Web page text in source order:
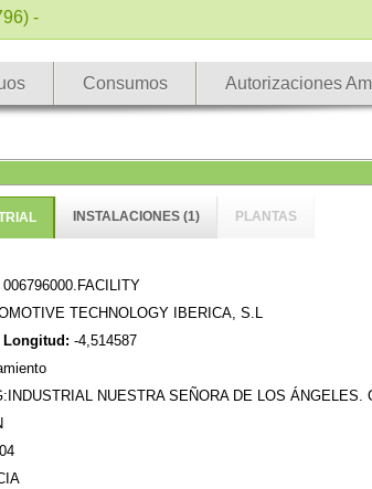
-
Consumos Autorizaciones
INSTALACIONES (1) PLANTAS
006796000.FACILITY
TECHNOLOGY IBERICA, S.L
Longitud: -4,514587
NUESTRA SEÑORA DE LOS ÁNGELES.